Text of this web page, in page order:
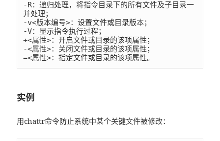
-R：递归处理，将指令目录下的所有文件及子目录一
并处理；
-v<版本编号>：设置文件或目录版本；
-V：显示指令执行过程；
+<属性>：开启文件或目录的该项属性；
-<属性>：关闭文件或目录的该项属性；
=<属性>：指定文件或目录的该项属性。
实例
用chattr命令防止系统中某个关键文件被修改：